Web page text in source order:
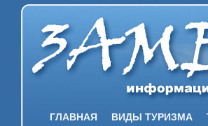
ГЛАВНАЯ ВИДЫ ТУРИЗМА